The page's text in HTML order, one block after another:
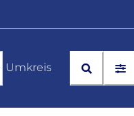
Umkreis